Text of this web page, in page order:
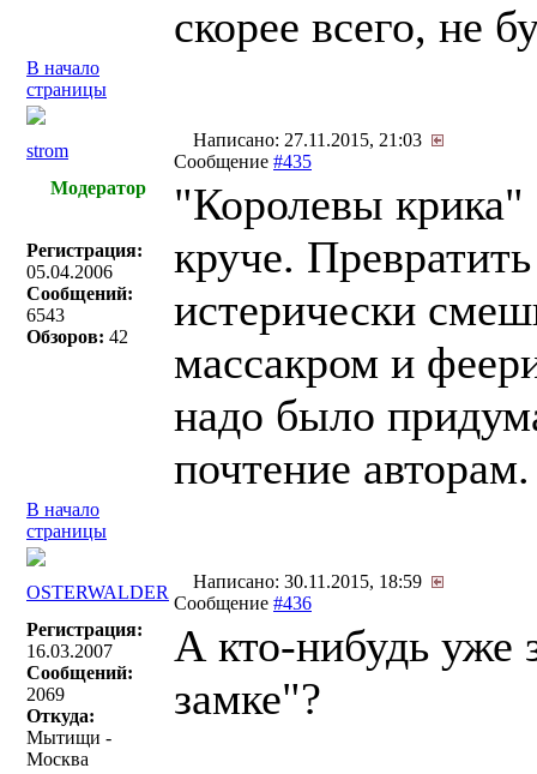
скорее всего, не
В начало
страницы
strom
Написано: 27.11.2015, 21:03
Сообщение #435
Модератор
Регистрация:
05.04.2006
Сообщений:
6543
Обзоров: 42
"Королевы крика"
круче.
истерически
массакром и
надо было
почтение авторам.
В начало
страницы
OSTERWALDER
Написано: 30.11.2015, 18:59
Сообщение #436
Регистрация:
16.03.2007
Сообщений:
2069
Откуда:
Мытищи -
Москва
А кто-нибудь уже
замке"?